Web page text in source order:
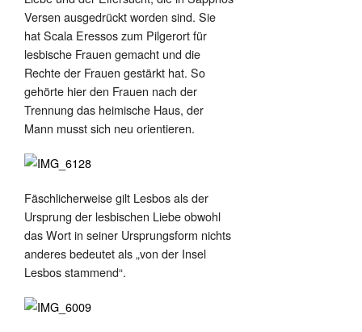
Versen ausgedrückt worden sind. Sie
hat Scala Eressoszum Pilgerort für
lesbische Frauen gemacht und die
Rechte der Frauen gestärkt hat. So
gehörte hier den Frauen nach der
Trennung das heimische Haus, der
Mann musst sich neu orientieren.
Fäschlicherweise gilt Lesbos als der
Ursprung der lesbischen Liebe obwohl
das Wort in seiner Ursprungsform nichts
anderes bedeutet als „von der Insel
Lesbos stammend“.